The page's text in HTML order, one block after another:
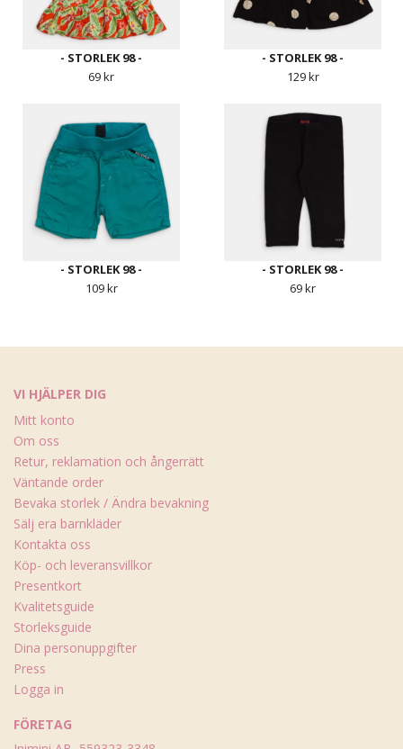
- STORLEK 98 -
69 kr
- STORLEK 98 -
129 kr
- STORLEK 98 -
109 kr
- STORLEK 98 -
69 kr
VI HJÄLPER DIG
Mitt konto
Om oss
Retur, reklamation och ångerrätt
Väntande order
Bevaka storlek / Ändra bevakning
Sälj era barnkläder
Kontakta oss
Köp- och leveransvillkor
Presentkort
Kvalitetsguide
Storleksguide
Dina personuppgifter
Press
Logga in
FÖRETAG